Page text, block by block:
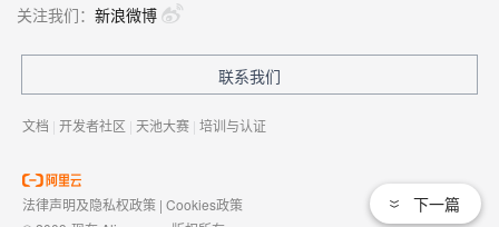
下一篇
关注我们： 新浪微博
联系我们
文档 | 开发者社区 | 天池大赛 | 培训与认证
法律声明及隐私权政策 | Cookies政策